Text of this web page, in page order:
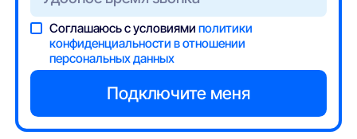
Соглашаюсь с условиямиполитики
конфиденциальности в отношении
персональных данных